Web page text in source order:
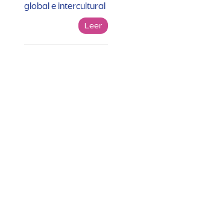
global e intercultural
Leer